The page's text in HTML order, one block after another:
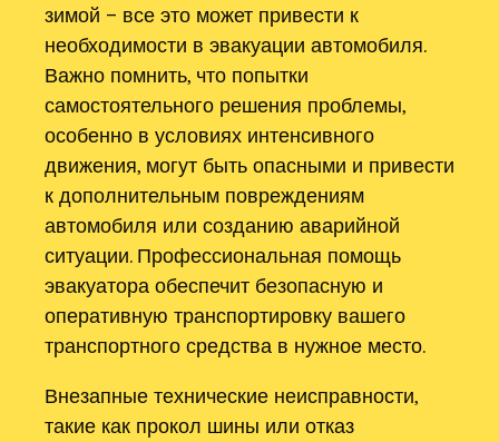
зимой – все это может привести к
необходимости в эвакуации автомобиля.
Важно помнить, что попытки
самостоятельного решения проблемы,
особенно в условиях интенсивного
движения, могут быть опасными и привести
к дополнительным повреждениям
автомобиля или созданию аварийной
ситуации. Профессиональная помощь
эвакуатора обеспечит безопасную и
оперативную транспортировку вашего
транспортного средства в нужное место.
Внезапные технические неисправности,
такие как прокол шины или отказ